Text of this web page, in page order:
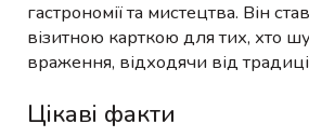
гастрономії та мистецтва. Він
візитною карткою для тих, хто
враження, відходячи від
Цікаві факти